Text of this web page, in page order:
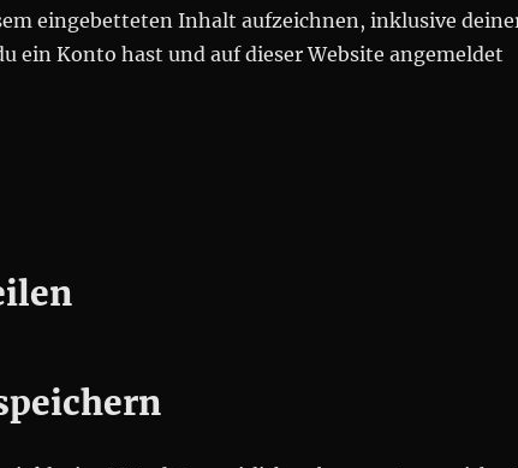
eingebetteten Inhalt aufzeichnen, inklusive
Konto hast und auf dieser Website angemeldet